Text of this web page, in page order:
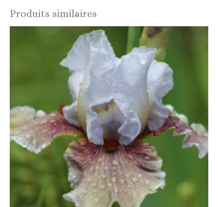
Produits similaires